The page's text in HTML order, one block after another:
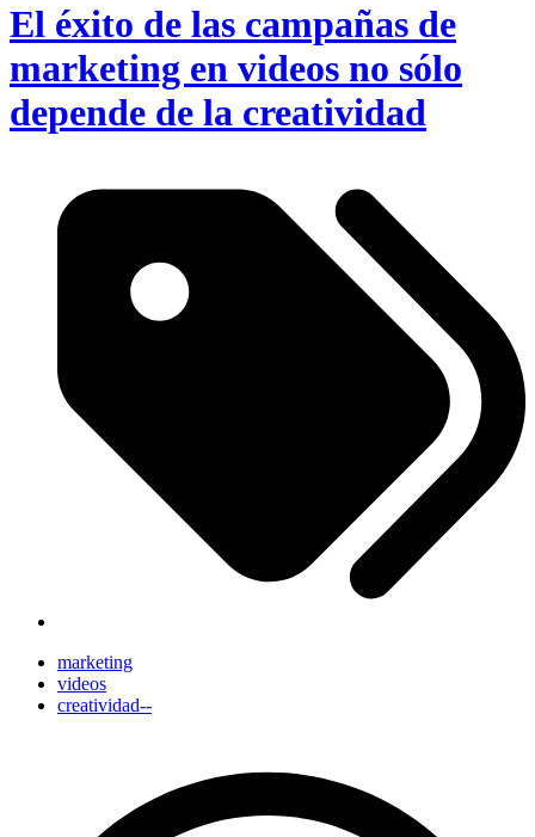
El éxito de las campañas de
marketing en videos no sólo
depende de la creatividad
marketing
videos
creatividad--